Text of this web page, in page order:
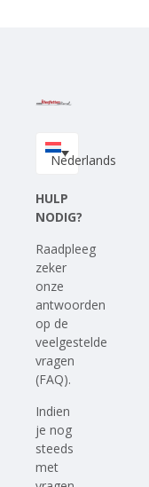
Nederlands
HULP
NODIG?
Raadpleeg
zeker
onze
antwoorden
op de
veelgestelde
vragen
(FAQ).
Indien
je nog
steeds
met